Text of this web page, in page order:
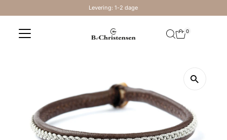
Levering: 1-2 dage
0